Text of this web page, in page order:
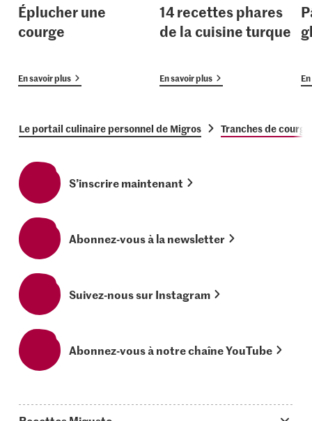
Éplucher une
courge
En savoir plus
14 recettes phares
de la cuisine turque
En savoir plus
Le portail culinaire personnel de Migros Tranches de
S’inscrire maintenant
Abonnez-vous à la newsletter
Suivez-nous sur Instagram
Abonnez-vous à notre chaîne YouTube